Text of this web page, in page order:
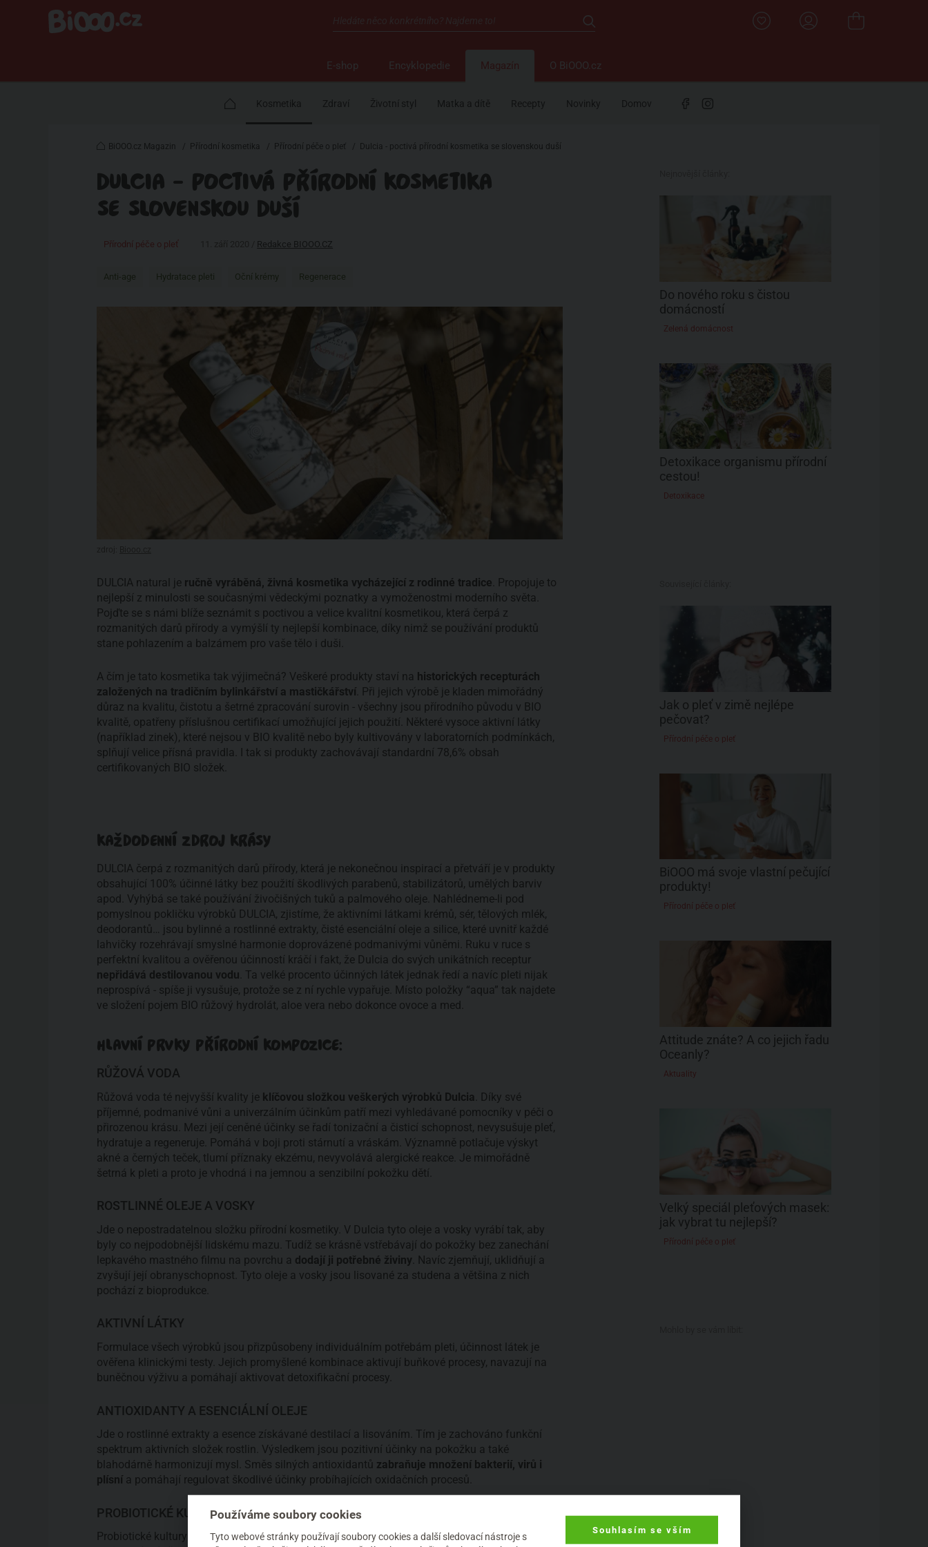
E-shop Encyklopedie Magazín O BiOOO.cz
Kosmetika Zdraví Životní styl Matka a dítě Recepty Novinky Domov
BiOOO.cz Magazin / Přírodní kosmetika / Přírodní péče o pleť / Dulcia - poctivá přírodní kosmetika se slovenskou duší
DULCIA - POCTIVÁ PŘÍRODNÍ KOSMETIKA
SE SLOVENSKOU DUŠÍ
Přírodní péče o pleť Redakce BIOOO.CZ
Anti-age Hydratace pleti Oční krémy Regenerace
DULCIA natural je ručně vyráběná, živná kosmetika vycházející z rodinné tradice . Propojuje to
nejlepší z minulosti se současnými vědeckými poznatky a vymoženostmi moderního světa.
Pojďte se s námi blíže seznámit s poctivou a velice kvalitní kosmetikou, která čerpá z
rozmanitých darů přírody a vymýšlí ty nejlepší kombinace, díky nimž se používání produktů
stane pohlazením a balzámem pro vaše tělo i duši.
A čím je tato kosmetika tak výjimečná? Veškeré produkty staví na historických recepturách
založených na tradičním bylinkářství a mastičkářství . Při jejich výrobě je kladen mimořádný
důraz na kvalitu, čistotu a šetrné zpracování surovin - všechny jsou přírodního původu v BIO
kvalitě, opatřeny příslušnou certifikací umožňující jejich použití. Některé vysoce aktivní látky
(například zinek), které nejsou v BIO kvalitě nebo byly kultivovány v laboratorních podmínkách,
splňují velice přísná pravidla. I tak si produkty zachovávají standardní 78,6% obsah
certifikovaných BIO složek.
KAŽDODENNÍ ZDROJ KRÁSY
DULCIA čerpá z rozmanitých darů přírody, která je nekonečnou inspirací a přetváří je v produkty
obsahující 100% účinné látky bez použití škodlivých parabenů, stabilizátorů, umělých barviv
apod. Vyhýbá se také používání živočišných tuků a palmového oleje. Nahlédneme-li pod
pomyslnou pokličku výrobků DULCIA, zjistíme, že aktivními látkami krémů, sér, tělových mlék,
deodorantů… jsou bylinné a rostlinné extrakty, čisté esenciální oleje a silice, které uvnitř každé
lahvičky rozehrávají smyslné harmonie doprovázené podmanivými vůněmi. Ruku v ruce s
perfektní kvalitou a ověřenou účinností kráčí i fakt, že Dulcia do svých unikátních receptur
nepřidává destilovanou vodu . Ta velké procento účinných látek jednak ředí a navíc pleti nijak
neprospívá - spíše ji vysušuje, protože se z ní rychle vypařuje. Místo položky “aqua” tak najdete
ve složení pojem BIO růžový hydrolát, aloe vera nebo dokonce ovoce a med.
HLAVNÍ PRVKY PŘÍRODNÍ KOMPOZICE:
RŮŽOVÁ VODA
Růžová voda té nejvyšší kvality je klíčovou složkou veškerých výrobků Dulcia
. Díky své
příjemné, podmanivé vůni a univerzálním účinkům patří mezi vyhledávané pomocníky v péči o
přirozenou krásu. Mezi její ceněné účinky se řadí tonizační a čisticí schopnost, nevysušuje pleť,
hydratuje a regeneruje. Pomáhá v boji proti stárnutí a vráskám. Významně potlačuje výskyt
akné a černých teček, tlumí příznaky ekzému, nevyvolává alergické reakce. Je mimořádně
šetrná k pleti a proto je vhodná i na jemnou a senzibilní pokožku dětí.
ROSTLINNÉ OLEJE A VOSKY
Jde o nepostradatelnou složku přírodní kosmetiky. V Dulcia tyto oleje a vosky vyrábí tak, aby
byly co nejpodobnější lidskému mazu. Tudíž se krásně vstřebávají do pokožky bez zanechání
lepkavého mastného filmu na povrchu a dodají ji potřebné živiny . Navíc zjemňují, uklidňují a
zvyšují její obranyschopnost. Tyto oleje a vosky jsou lisované za studena a většina z nich
pochází z bioprodukce.
AKTIVNÍ LÁTKY
Formulace všech výrobků jsou přizpůsobeny individuálním potřebám pleti, účinnost látek je
ověřena klinickými testy. Jejich promyšlené kombinace aktivují buňkové procesy, navazují na
buněčnou výživu a pomáhají aktivovat detoxifikační procesy.
ANTIOXIDANTY A ESENCIÁLNÍ OLEJE
Jde o rostlinné extrakty a esence získávané destilací a lisováním. Tím je zachováno funkční
spektrum aktivních složek rostlin. Výsledkem jsou pozitivní účinky na pokožku a také
blahodárně harmonizují mysl. Směs silných antioxidantů zabraňuje množení bakterií, virů i
plísní a pomáhají regulovat škodlivé účinky probíhajících oxidačních procesů.
PROBIOTICKÉ KULTURY
Probiotické kultury neboli mikroflóra jsou živé organismy obnovující rovnováhu pokožky a také
Do nového roku s čistou
domácností
Zelená domácnost
Detoxikace organismu přírodní
cestou!
Detoxikace
Jak o pleť v zimě nejlépe
pečovat?
Přírodní péče o pleť
BiOOO má svoje vlastní pečující
produkty!
Přírodní péče o pleť
Attitude znáte? A co jejich řadu
Oceanly?
Aktuality
Velký speciál pleťových masek:
jak vybrat tu nejlepší?
Přírodní péče o pleť
Používáme soubory cookies
Tyto webové stránky používají soubory cookies a další sledovací nástroje s
Souhlasím se vším